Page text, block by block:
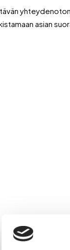
asian